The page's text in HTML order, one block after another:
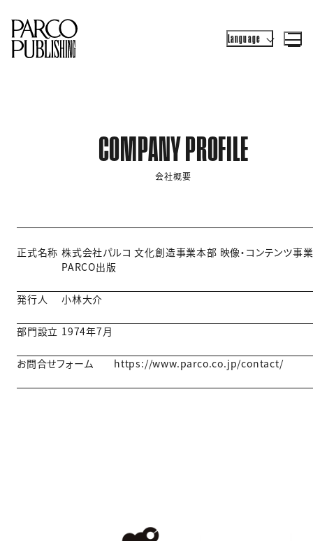
Language
COMPANY PROFILE
会社概要
正式名称 株式会社パルコ 文化創造事業本部 映像・コンテンツ事
PARCO出版
発行人 小林大介
部門設立 1974年7月
お問合せフォーム https://www.parco.co.jp/contact/